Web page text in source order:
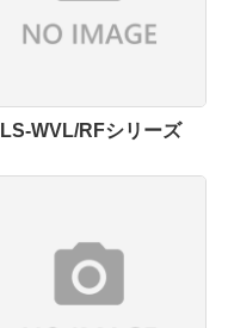
LS-WVL/RFシリーズ